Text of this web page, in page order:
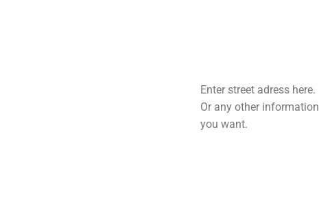
Enter street adress here.
Or any other information
you want.